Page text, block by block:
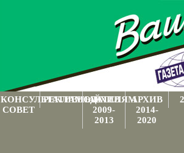
КОНСУЛЬТАТИВНЫЙ
СОВЕТ
РЕКЛАМОДАТЕЛЯМ
АРХИВ
2009-
2013
АРХИВ
2014-
2020